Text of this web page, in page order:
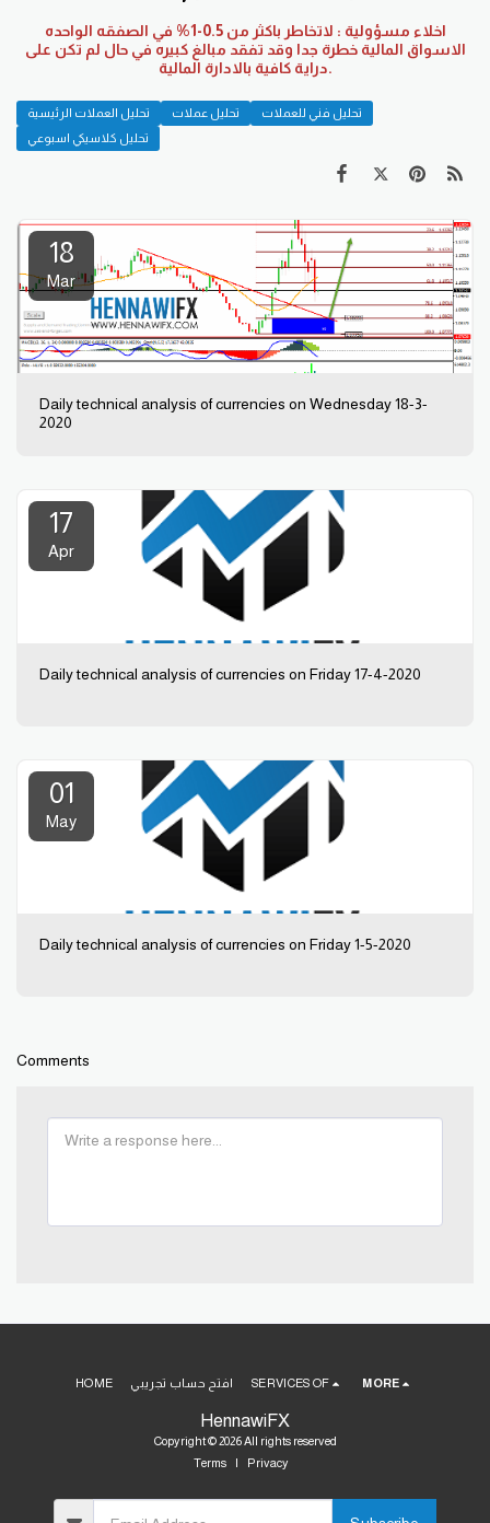
اخلاء مسؤولية : لاتخاطر باكثر من 0.5-1% في الصفقه الواحده
الاسواق المالية خطرة جدا وقد تفقد مبالغ كبيره في حال لم تكن على
دراية كافية بالادارة المالية.
تحليل العملات الرئيسية تحليل عملات
تحليل فني للعملات
تحليل كلاسيكي اسبوعي
18
Mar
Daily technical analysis of currencies on Wednesday 18-3-
2020
17
Apr
Daily technical analysis of currencies on Friday 17-4-2020
01
May
Daily technical analysis of currencies on Friday 1-5-2020
Comments
HennawiFX
Copyright © 2026 All rights reserved
Terms| Privacy
HOME افتح حساب تجريبي SERVICES OF MORE